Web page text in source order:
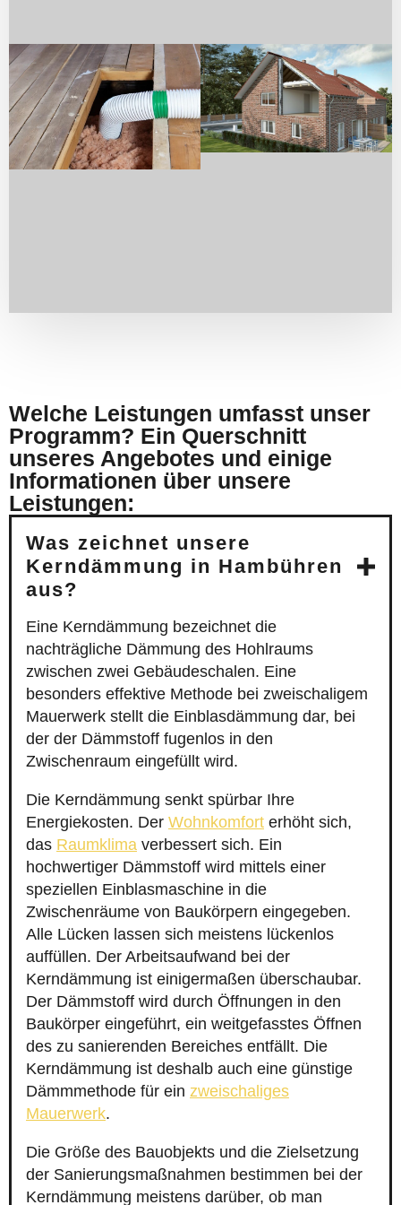
Welche Leistungen umfasst unser
Programm? Ein Querschnitt
unseres Angebotes und einige
Informationen über unsere
Leistungen:
Was zeichnet unsere
Kerndämmung in Hambühren
aus?
Eine Kerndämmung bezeichnet die
nachträgliche Dämmung des Hohlraums
zwischen zwei Gebäudeschalen. Eine
besonders effektive Methode bei zweischaligem
Mauerwerk stellt die Einblasdämmung dar, bei
der der Dämmstoff fugenlos in den
Zwischenraum eingefüllt wird.
Die Kerndämmung senkt spürbar Ihre
Energiekosten. Der Wohnkomfort erhöht sich,
das Raumklima verbessert sich. Ein
hochwertiger Dämmstoff wird mittels einer
speziellen Einblasmaschine in die
Zwischenräume von Baukörpern eingegeben.
Alle Lücken lassen sich meistens lückenlos
auffüllen. Der Arbeitsaufwand bei der
Kerndämmung ist einigermaßen überschaubar.
Der Dämmstoff wird durch Öffnungen in den
Baukörper eingeführt, ein weitgefasstes Öffnen
des zu sanierenden Bereiches entfällt. Die
Kerndämmung ist deshalb auch eine günstige
Dämmmethode für ein zweischaliges
Mauerwerk.
Die Größe des Bauobjekts und die Zielsetzung
der Sanierungsmaßnahmen bestimmen bei der
Kerndämmung meistens darüber, ob man